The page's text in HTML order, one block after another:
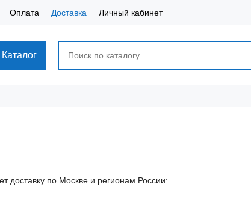
Оплата Доставка Личный кабинет
Каталог
доставку по Москве и регионам России: